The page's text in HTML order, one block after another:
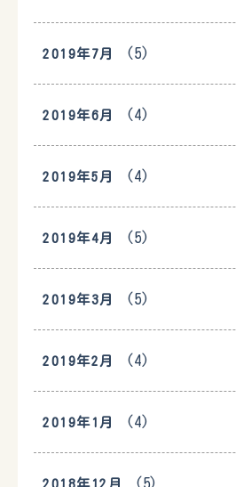
2019年7月 (5)
2019年6月 (4)
2019年5月 (4)
2019年4月 (5)
2019年3月 (5)
2019年2月 (4)
2019年1月 (4)
2018年12月 (5)